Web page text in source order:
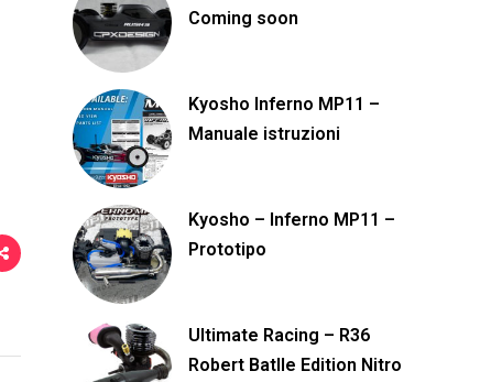
Coming soon
Kyosho Inferno MP11 –
Manuale istruzioni
Kyosho – Inferno MP11 –
Prototipo
Ultimate Racing – R36
Robert Batlle Edition Nitro